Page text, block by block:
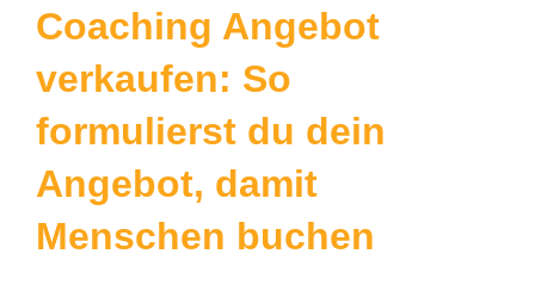
Coaching Angebot
verkaufen: So
formulierst du dein
Angebot, damit
Menschen buchen